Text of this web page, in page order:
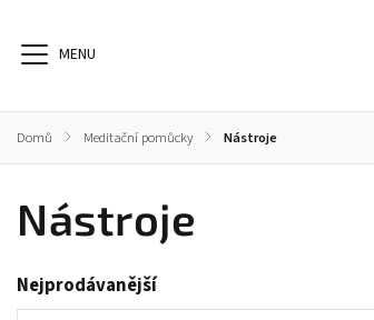
Knihy Zdraví
Domů / Meditační pomůcky / Nástroje
Nástroje
Nejprodávanější